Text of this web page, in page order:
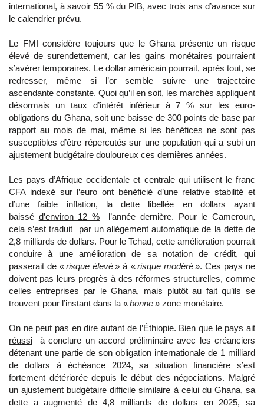
international, à savoir 55 % du PIB, avec trois ans d’avance sur
le calendrier prévu.
Le FMI considère toujours que le Ghana présente un risque
élevé de surendettement, car les gains monétaires pourraient
s’avérer temporaires. Le dollar américain pourrait, après tout, se
redresser, même si l’or semble suivre une trajectoire
ascendante constante. Quoi qu’il en soit, les marchés appliquent
désormais un taux d’intérêt inférieur à 7 % sur les euro-
obligations du Ghana, soit une baisse de 300 points de base par
rapport au mois de mai, même si les bénéfices ne sont pas
susceptibles d’être répercutés sur une population qui a subi un
ajustement budgétaire douloureux ces dernières années.
Les pays d’Afrique occidentale et centrale qui utilisent le franc
CFA indexé sur l’euro ont bénéficié d’une relative stabilité et
d’une faible inflation, la dette libellée en dollars ayant
baissé d’environ 12 % l’année dernière. Pour le Cameroun,
celas’est traduit par un allègement automatique de la dette de
2,8 milliards de dollars. Pour le Tchad, cette amélioration pourrait
conduire à une amélioration de sa notation de crédit, qui
passerait de «risque élevé» à «risque modéré». Ces pays ne
doivent pas leurs progrès à des réformes structurelles, comme
celles entreprises par le Ghana, mais plutôt au fait qu’ils se
trouvent pour l’instant dans la «bonne» zone monétaire.
On ne peut pas en dire autant de l’Éthiopie. Bien que le pays ait
réussi à conclure un accord préliminaire avec les créanciers
détenant une partie de son obligation internationale de 1 milliard
de dollars à échéance 2024, sa situation financière s’est
fortement détériorée depuis le début des négociations. Malgré
un ajustement budgétaire difficile similaire à celui du Ghana, sa
dette a augmenté de 4,8 milliards de dollars en 2025, sa